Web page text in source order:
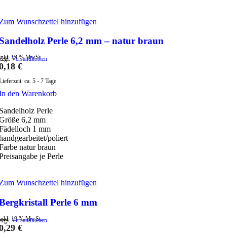
Wunschzettel hinzufügen
Perle 6,2 mm – natur braun
19 % MwSt.
Versandkosten
€
ca. 5 - 7 Tage
den Warenkorb
Perle
6,2 mm
1 mm
poliert
natur braun
je Perle
Wunschzettel hinzufügen
Perle 6 mm
19 % MwSt.
Versandkosten
€